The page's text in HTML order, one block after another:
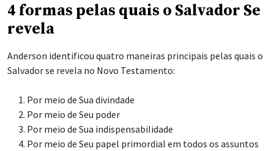
4 formas pelas quais o Salvador Se
revela
Anderson identificou quatro maneiras principais pelas quais o
Salvador se revela no Novo Testamento:
Por meio de Sua divindade
Por meio de Seu poder
Por meio de Sua indispensabilidade
Por meio de Seu papel primordial em todos os assuntos